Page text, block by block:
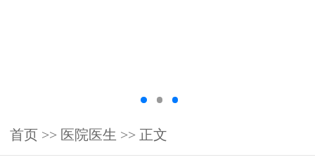
首页 >> 医院医生 >> 正文